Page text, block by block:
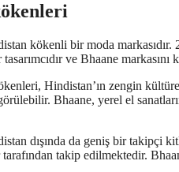
kökenli bir moda
ve Bhaane
Hindistan’ın zengin
Bhaane, yerel el
dışında da geniş bir takipçi
takip edilmektedir.